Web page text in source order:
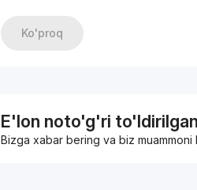
Ko'proq
E'lon noto'g'ri
Bizga xabar bering va biz muammoni